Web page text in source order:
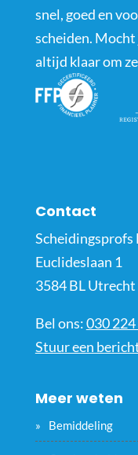
snel, goed en
scheiden. Mocht
altijd klaar om
Contact
Scheidingsprofs
Euclideslaan 1
3584 BL Utrecht
Bel ons:030
Stuur een
Meer weten
Bemiddeling